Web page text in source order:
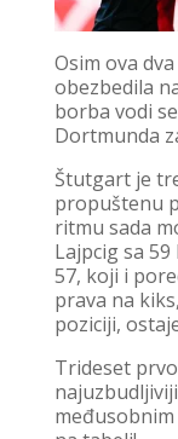
Osim ova
obezbedila
borba vodi
Dortmunda
Štutgart je
propuštenu
ritmu sada
Lajpcig sa
57, koji i
prava na
poziciji,
Trideset